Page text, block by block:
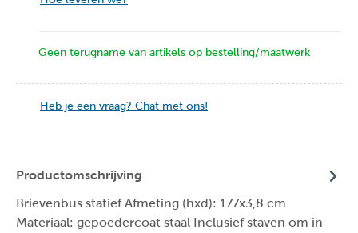
Geen terugname van artikels op bestelling/maatwerk
Heb je een vraag? Chat met ons!
Productomschrijving
Brievenbus statief Afmeting (hxd): 177x3,8 cm
Materiaal: gepoedercoat staal Inclusief staven om in